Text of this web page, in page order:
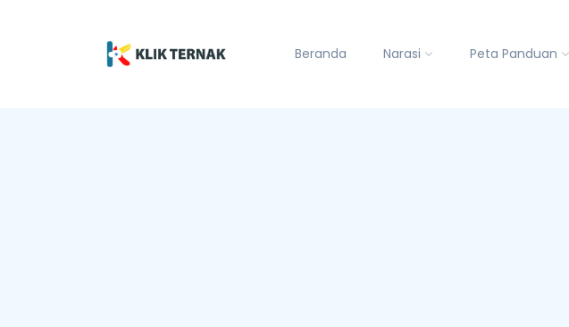
Beranda Narasi Peta Panduan